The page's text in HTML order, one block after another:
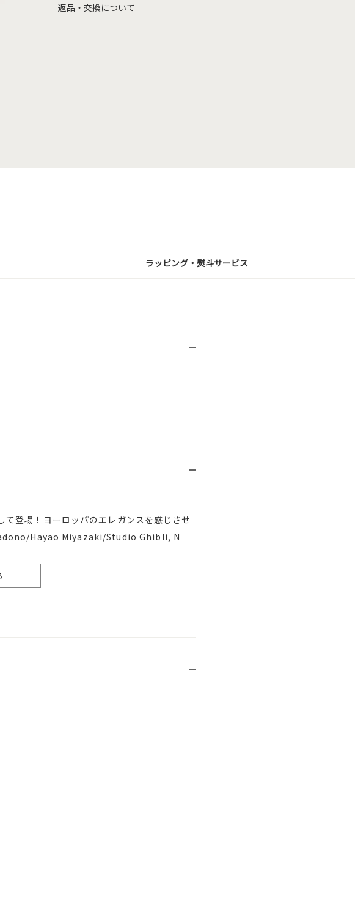
返品・交換について
ラッピング・熨斗サービス
登場！ヨーロッパのエレガンスを感じさせ
Hayao Miyazaki/Studio Ghibli, N